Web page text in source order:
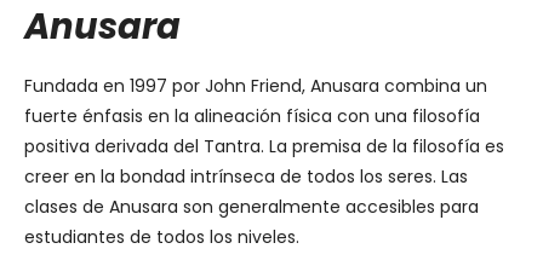
Anusara
Fundada en 1997 por John Friend, Anusara combina un
fuerte énfasis en la alineación física con una filosofía
positiva derivada del Tantra. La premisa de la filosofía es
creer en la bondad intrínseca de todos los seres. Las
clases de Anusara son generalmente accesibles para
estudiantes de todos los niveles.